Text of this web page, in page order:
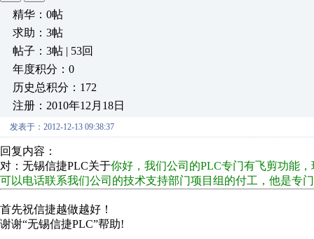
精华：0帖
求助：3帖
帖子：3帖 | 53回
年度积分：0
历史总积分：172
注册：2010年12月18日
发表于：2012-12-13 09:38:37
回复内容：
对：无锡信捷PLC关于你好，我们公司的PLC专门有飞剪功能
可以电话联系我们公司的技术支持部门项目组的付工，他是专
首先祝信捷越做越好！
谢谢“无锡信捷PLC”帮助!